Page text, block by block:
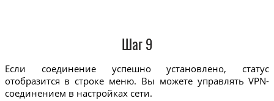
Шаг 9
Если соединение успешно установлено, статус
отобразится в строке меню. Вы можете управлять VPN-
соединением в настройках сети.